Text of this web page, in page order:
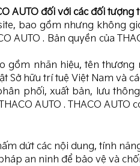
AUTO đối với các đối
bao gồm nhưng không
AUTO . Bản quyền của
gồm nhãn hiệu, tên
Sở hữu trí tuệ Việt Nam và
phối, xuất bản, lưu
AUTO . THACO
dứt các nội dung, tính
an ninh để bảo vệ và